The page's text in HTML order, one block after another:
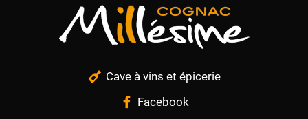
Cave à vins et épicerie
Facebook